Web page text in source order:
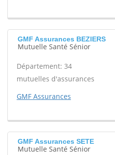
GMF Assurances BEZIERS
Mutuelle Santé Sénior
Département: 34
mutuelles d'assurances
GMF Assurances
GMF Assurances SETE
Mutuelle Santé Sénior